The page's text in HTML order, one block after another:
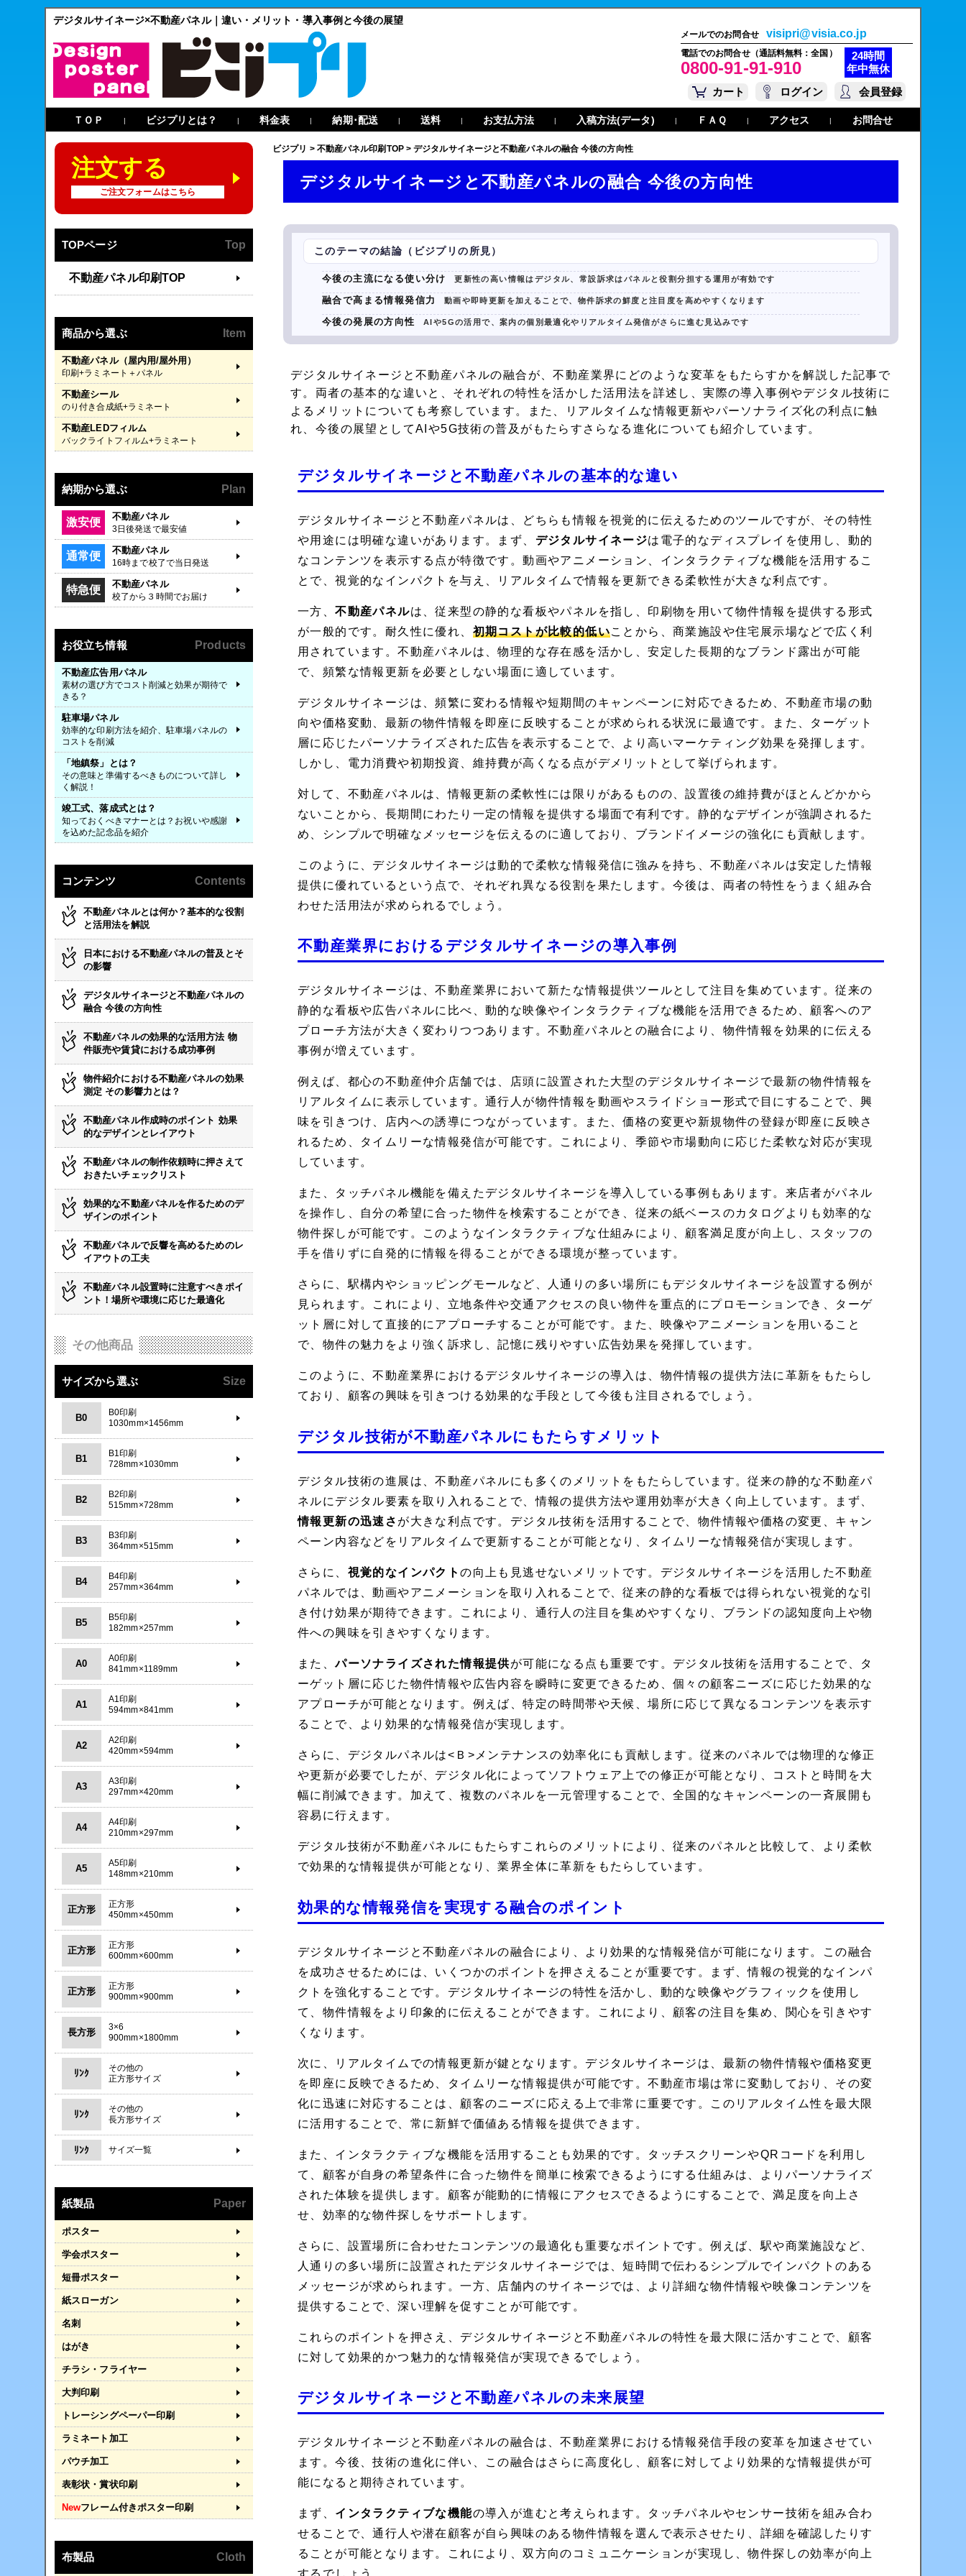
デジタルサイネージ×不動産パネル｜違い・メリット・導入事例と今後の展望
メールでのお問合せ visipri@visia.co.jp
電話でのお問合せ（通話料無料：全国）
0800-91-91-910
24時間
年中無休
カート
ログイン 会員登録
ＴＯＰ | ビジプリとは？ | 料金表 | 納期･配送 | 送料 | お支払方法 | 入稿方法(データ) | ＦＡＱ | アクセス | お問合せ
ビジプリ > 不動産パネル印刷TOP>デジタルサイネージと不動産パネルの融合 今後の方向性
デジタルサイネージと不動産パネルの融合 今後の方向性
このテーマの結論（ビジプリの所見）
今後の主流になる使い分け 更新性の高い情報はデジタル、常設訴求はパネルと役割分担する運用が有効です
融合で高まる情報発信力 動画や即時更新を加えることで、物件訴求の鮮度と注目度を高めやすくなります
今後の発展の方向性 AIや5Gの活用で、案内の個別最適化やリアルタイム発信がさらに進む見込みです
デジタルサイネージと 不動産パネルの融合が、不動産業界にどのような変革をもたらすかを解説した記事で
す。両者の基本的な違いと、それぞれの特性を活かした活用法を詳述し、実際の導入事例やデジタル技術に
よるメリットについても考察しています。また、リアルタイムな情報更新やパーソナライズ化の利点に触
れ、今後の展望としてAIや5G技術の普及がもたらすさらなる進化についても紹介しています。
デジタルサイネージと不動産パネルの基本的な違い
デジタルサイネージと不動産パネルは、どちらも情報を視覚的に伝えるためのツールですが、その特性
や用途には明確な違いがあります。まず、 デジタルサイネージは電子的なディスプレイを使用し、動的
なコンテンツを表示する点が特徴です。動画やアニメーション、インタラクティブな機能を活用するこ
とで、視覚的なインパクトを与え、リアルタイムで情報を更新できる柔軟性が大きな利点です。
一方、不動産パネルは、従来型の静的な看板やパネルを指し、印刷物を用いて物件情報を提供する形式
が一般的です。耐久性に優れ、 初期コストが比較的低いことから、商業施設や住宅展示場などで広く利
用されています。不動産パネルは、物理的な存在感を活かし、安定した長期的なブランド露出が可能
で、頻繁な情報更新を必要としない場面に適しています。
デジタルサイネージは、頻繁に変わる情報や短期間のキャンペーンに対応できるため、不動産市場の動
向や価格変動、最新の物件情報を即座に反映することが求められる状況に最適です。また、ターゲット
層に応じたパーソナライズされた広告を表示することで、より高いマーケティング効果を発揮します。
しかし、電力消費や初期投資、維持費が高くなる点がデメリットとして挙げられます。
対して、不動産パネルは、情報更新の柔軟性には限りがあるものの、設置後の維持費がほとんどかから
ないことから、長期間にわたり一定の情報を提供する場面で有利です。静的なデザインが強調されるた
め、シンプルで明確なメッセージを伝えるのに適しており、ブランドイメージの強化にも貢献します。
このように、デジタルサイネージは動的で柔軟な情報発信に強みを持ち、不動産パネルは安定した情報
提供に優れているという点で、それぞれ異なる役割を果たします。今後は、両者の特性をうまく組み合
わせた活用法が求められるでしょう。
不動産業界におけるデジタルサイネージの導入事例
デジタルサイネージは、不動産業界において新たな情報提供ツールとして注目を集めています。従来の
静的な看板や広告パネルに比べ、動的な映像やインタラクティブな機能を活用できるため、顧客へのア
プローチ方法が大きく変わりつつあります。不動産パネルとの融合により、物件情報を効果的に伝える
事例が増えています。
例えば、都心の不動産仲介店舗では、店頭に設置された大型のデジタルサイネージで最新の物件情報を
リアルタイムに表示しています。通行人が物件情報を動画やスライドショー形式で目にすることで、興
味を引きつけ、店内への誘導につながっています。また、価格の変更や新規物件の登録が即座に反映さ
れるため、タイムリーな情報発信が可能です。これにより、季節や市場動向に応じた柔軟な対応が実現
しています。
また、タッチパネル機能を備えたデジタルサイネージを導入している事例もあります。来店者がパネル
を操作し、自分の希望に合った物件を検索することができ、従来の紙ベースのカタログよりも効率的な
物件探しが可能です。このようなインタラクティブな仕組みにより、顧客満足度が向上し、スタッフの
手を借りずに自発的に情報を得ることができる環境が整っています。
さらに、駅構内やショッピングモールなど、人通りの多い場所にもデジタルサイネージを設置する例が
見られます。これにより、立地条件や交通アクセスの良い物件を重点的にプロモーションでき、ターゲ
ット層に対して直接的にアプローチすることが可能です。また、映像やアニメーションを用いること
で、物件の魅力をより強く訴求し、記憶に残りやすい広告効果を発揮しています。
このように、不動産業界におけるデジタルサイネージの導入は、物件情報の提供方法に革新をもたらし
ており、顧客の興味を引きつける効果的な手段として今後も注目されるでしょう。
デジタル技術が不動産パネルにもたらすメリット
デジタル技術の進展は、不動産パネルにも多くのメリットをもたらしています。従来の静的な不動産パ
ネルにデジタル要素を取り入れることで、情報の提供方法や運用効率が大きく向上しています。まず、
情報更新の迅速さ が大きな利点です。デジタル技術を活用することで、物件情報や価格の変更、キャン
ペーン内容などをリアルタイムで更新することが可能となり、タイムリーな情報発信が実現します。
さらに、 視覚的なインパクトの向上も見逃せないメリットです。デジタルサイネージを活用した不動産
パネルでは、動画やアニメーションを取り入れることで、従来の静的な看板では得られない視覚的な引
き付け効果が期待できます。これにより、通行人の注目を集めやすくなり、ブランドの認知度向上や物
件への興味を引きやすくなります。
また、パーソナライズされた情報提供が可能になる点も重要です。デジタル技術を活用することで、タ
ーゲット層に応じた物件情報や広告内容を瞬時に変更できるため、個々の顧客ニーズに応じた効果的な
アプローチが可能となります。例えば、特定の時間帯や天候、場所に応じて異なるコンテンツを表示す
ることで、より効果的な情報発信が実現します。
さらに、デジタルパネルは<Ｂ>メンテナンスの効率化にも貢献します。従来のパネルでは物理的な修正
や更新が必要でしたが、デジタル化によってソフトウェア上での修正が可能となり、コストと時間を大
幅に削減できます。加えて、複数のパネルを一元管理することで、全国的なキャンペーンの一斉展開も
容易に行えます。
デジタル技術が不動産パネルにもたらすこれらのメリットにより、従来のパネルと比較して、より柔軟
で効果的な情報提供が可能となり、業界全体に革新をもたらしています。
効果的な情報発信を実現する融合のポイント
デジタルサイネージと不動産パネルの融合により、より効果的な情報発信が可能になります。この融合
を成功させるためには、いくつかのポイントを押さえることが重要です。まず、情報の視覚的なインパ
クトを強化することです。デジタルサイネージの特性を活かし、動的な映像やグラフィックを使用し
て、物件情報をより印象的に伝えることができます。これにより、顧客の注目を集め、関心を引きやす
くなります。
次に、リアルタイムでの情報更新が鍵となります。デジタルサイネージは、最新の物件情報や価格変更
を即座に反映できるため、タイムリーな情報提供が可能です。不動産市場は常に変動しており、その変
化に迅速に対応することは、顧客のニーズに応える上で非常に重要です。このリアルタイム性を最大限
に活用することで、常に新鮮で価値ある情報を提供できます。
また、インタラクティブな機能を活用することも効果的です。タッチスクリーンやQRコードを利用し
て、顧客が自身の希望条件に合った物件を簡単に検索できるようにする仕組みは、よりパーソナライズ
された体験を提供します。顧客が能動的に情報にアクセスできるようにすることで、満足度を向上さ
せ、効率的な物件探しをサポートします。
さらに、設置場所に合わせたコンテンツの最適化も重要なポイントです。例えば、駅や商業施設など、
人通りの多い場所に設置されたデジタルサイネージでは、短時間で伝わるシンプルでインパクトのある
メッセージが求められます。一方、店舗内のサイネージでは、より詳細な物件情報や映像コンテンツを
提供することで、深い理解を促すことが可能です。
これらのポイントを押さえ、デジタルサイネージと不動産パネルの特性を最大限に活かすことで、顧客
に対して効果的かつ魅力的な情報発信が実現できるでしょう。
デジタルサイネージと不動産パネルの未来展望
デジタルサイネージと不動産パネルの融合は、不動産業界における情報発信手段の変革を加速させてい
ます。今後、技術の進化に伴い、この融合はさらに高度化し、顧客に対してより効果的な情報提供が可
能になると期待されています。
まず、 インタラクティブな機能の導入が進むと考えられます。タッチパネルやセンサー技術を組み合わ
せることで、通行人や潜在顧客が自ら興味のある物件情報を選んで表示させたり、詳細を確認したりす
ることが可能となります。これにより、双方向のコミュニケーションが実現し、物件探しの効率が向上
注文する
ご注文フォームはこちら
TOPページ Top
不動産パネル印刷TOP
商品から選ぶ Item
不動産パネル（屋内用/屋外用）
印刷+ラミネート＋パネル
不動産シール
のり付き合成紙+ラミネート
不動産LEDフィルム
バックライトフィルム+ラミネート
納期から選ぶ Plan
激安便 不動産パネル
3日後発送で最安値
通常便 不動産パネル
16時まで校了で当日発送
特急便 不動産パネル
校了から３時間でお届け
お役立ち情報 Products
不動産広告用パネル
素材の選び方でコスト削減と効果が期待で
きる？
駐車場パネル
効率的な印刷方法を紹介、駐車場パネルの
コストを削減
「地鎮祭」とは？
その意味と準備するべきものについて詳し
く解説！
竣工式、落成式とは？
知っておくべきマナーとは？お祝いや感謝
を込めた記念品を紹介
コンテンツ Contents
不動産パネルとは何か？基本的な役割
と活用法を解説
日本における不動産パネルの普及とそ
の影響
デジタルサイネージと不動産パネルの
融合 今後の方向性
不動産パネルの効果的な活用方法 物
件販売や賃貸における成功事例
物件紹介における不動産パネルの効果
測定 その影響力とは？
不動産パネル作成時のポイント 効果
的なデザインとレイアウト
不動産パネルの制作依頼時に押さえて
おきたいチェックリスト
効果的な不動産パネルを作るためのデ
ザインのポイント
不動産パネルで反響を高めるためのレ
イアウトの工夫
不動産パネル設置時に注意すべきポイ
ント！場所や環境に応じた最適化
その他商品
サイズから選ぶ Size
B0
B0印刷
1030mm×1456mm
B1
B1印刷
728mm×1030mm
B2
B2印刷
515mm×728mm
B3
B3印刷
364mm×515mm
B4
B4印刷
257mm×364mm
B5
B5印刷
182mm×257mm
A0
A0印刷
841mm×1189mm
A1
A1印刷
594mm×841mm
A2
A2印刷
420mm×594mm
A3
A3印刷
297mm×420mm
A4
A4印刷
210mm×297mm
A5
A5印刷
148mm×210mm
正方形
正方形
450mm×450mm
正方形
正方形
600mm×600mm
正方形
正方形
900mm×900mm
長方形
3×6
900mm×1800mm
ﾘﾝｸ
その他の
正方形サイズ
ﾘﾝｸ
その他の
長方形サイズ
ﾘﾝｸ サイズ一覧
紙製品 Paper
ポスター
学会ポスター
短冊ポスター
紙スローガン
名刺
はがき
チラシ・フライヤー
大判印刷
トレーシングペーパー印刷
ラミネート加工
パウチ加工
表彰状・賞状印刷
Newフレーム付きポスター印刷
布製品 Cloth